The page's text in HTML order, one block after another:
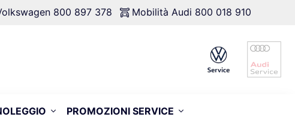
800 897 378 Mobilità Audi 800 018 910
PROMOZIONI SERVICE